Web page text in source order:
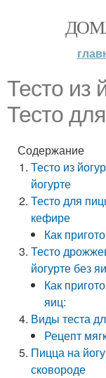
Тесто из
Тесто
Содержание
Тесто из
йогурте
Тесто для
кефире
Как
Тесто
йогурте без
Как
яиц:
Виды теста
Рецепт
Пицца на
сковороде